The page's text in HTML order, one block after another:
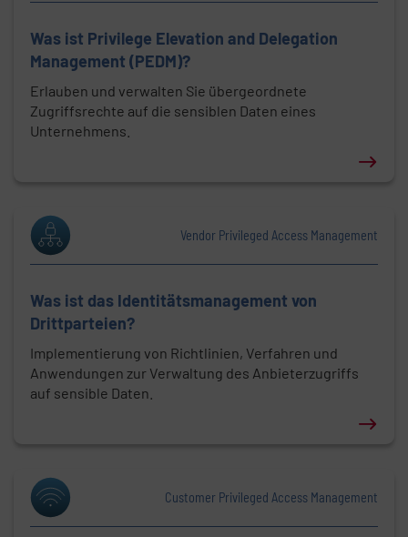
Was ist Privilege Elevation and Delegation
Management (PEDM)?
Erlauben und verwalten Sie übergeordnete
Zugriffsrechte auf die sensiblen Daten eines
Unternehmens.
Vendor Privileged Access Management
Was ist das Identitätsmanagement von
Drittparteien?
Implementierung von Richtlinien, Verfahren und
Anwendungen zur Verwaltung des Anbieterzugriffs
auf sensible Daten.
Customer Privileged Access Management